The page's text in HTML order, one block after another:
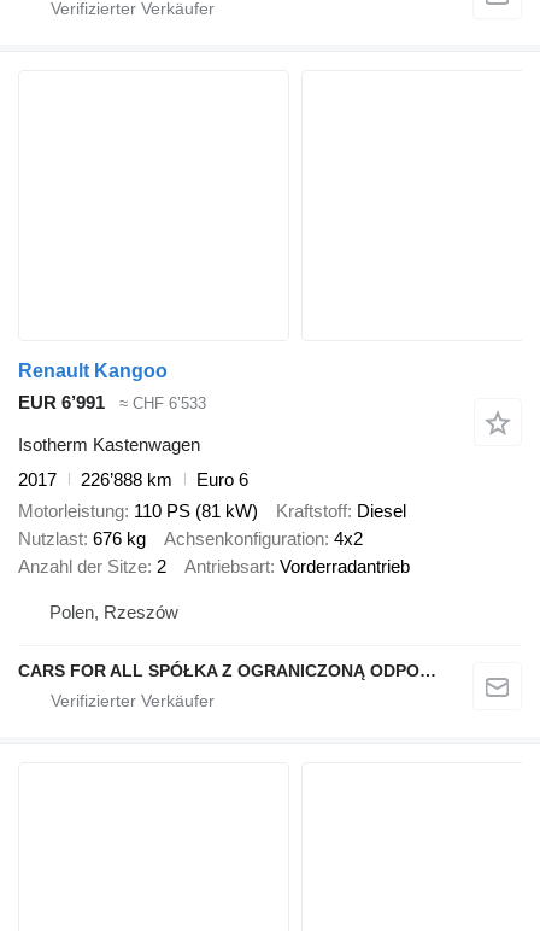
Renault Kangoo
EUR 6’991
≈ CHF 6’533
Isotherm Kastenwagen
2017
226’888 km
Euro 6
Motorleistung 110 PS (81 kW) Kraftstoff Diesel
Nutzlast 676 kg Achsenkonfiguration 4x2
Anzahl der Sitze 2 Antriebsart Vorderradantrieb
Polen, Rzeszów
CARS FOR ALL SPÓŁKA Z OGRANICZONĄ ODPOWIEDZIALNOŚCIĄ